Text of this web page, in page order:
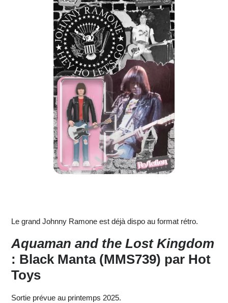
Le grand Johnny Ramone est déjà dispo au format rétro.
Aquaman and the Lost Kingdom
: Black Manta (MMS739) par Hot
Toys
Sortie prévue au printemps 2025.